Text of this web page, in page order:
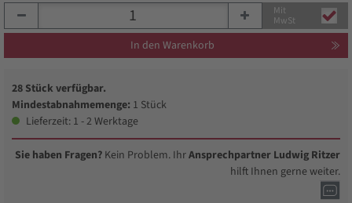
Mit
MwSt
In den Warenkorb
28 Stück verfügbar.
Mindestabnahmemenge: 1 Stück
Lieferzeit: 1 - 2 Werktage
Sie haben Fragen? Kein Problem. IhrAnsprechpartner Ludwig Ritzer
hilft Ihnen gerne weiter.